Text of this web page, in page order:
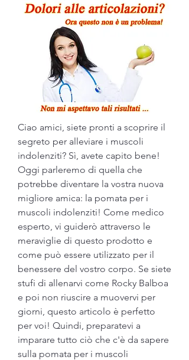
Ciao amici, siete pronti a scoprire il
segreto per alleviare i muscoli
indolenziti? Sì, avete capito bene!
Oggi parleremo di quella che
potrebbe diventare la vostra nuova
migliore amica: la pomata per i
muscoli indolenziti! Come medico
esperto, vi guiderò attraverso le
meraviglie di questo prodotto e
come può essere utilizzato per il
benessere del vostro corpo. Se siete
stufi di allenarvi come Rocky Balboa
e poi non riuscire a muovervi per
giorni, questo articolo è perfetto
per voi! Quindi, preparatevi a
imparare tutto ciò che c'è da sapere
sulla pomata per i muscoli